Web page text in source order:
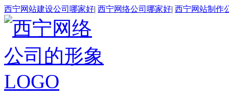
西宁网站建设公司哪家好| 西宁网络公司哪家好| 西宁网站制作